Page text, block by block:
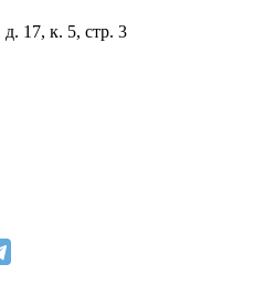
17, к. 5, стр. 3